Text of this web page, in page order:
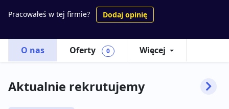
Pracowałeś w tej firmie? Dodaj opinię
O nas Oferty 0 Więcej
Aktualnie rekrutujemy